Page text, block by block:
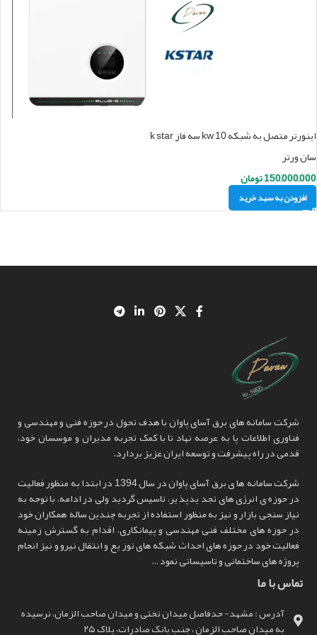
اینورتر متصل به شبکه 10 kw سه فاز k star
سان ورتر
150,000,000تومان
افزودن به سبد خرید
شرکت سامانه های برق آسای پاوان با هدف تحول در حوزه فنی و مهندسی و
فناوری اطلاعات پا به عرصه نهاد تا با کمک تجربه مدیران و موسسان خود،
قدمی در راه پیشرفت و توسعه ایران عزیز بردارد.
شرکت سامانه ها ی برق آسای پاوان در سال 1394 در ابتدا به منظور فعالیت
در حوزه ی انرژی های تجد یدپذ یر، تاسیس گردید ولی در ادامه، با توجه به
نیاز سنجی بازار و نیز به منظور استفاده از تجربه چندین ساله همکاران خود
در حوزه های مختلف فنی مهندسی و پیمانکاری، اقدام به گسترش زمینه
فعالیت خود در حوزه های احداث شبکه های توز یع و انتقال نیرو و نیز انجام
پروژه های ساختمانی و تاسیساتی نمود …
تماس با ما
آدرس : مشهد- حدفاصل میدان تختی و میدان صاحب الزمان، نرسیده
به میدان صاحب الزمان ، جنب بانک صادرات، پلاک ۲۵